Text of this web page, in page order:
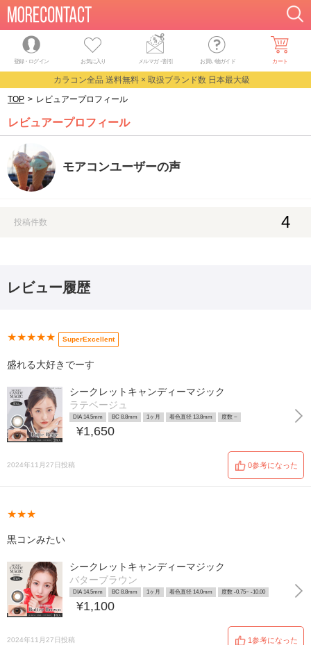
登録・ログイン お気に入り メルマガ・割引 お買い物ガイド カート
カラコン全品 送料無料 × 取扱ブランド数 日本最大級
TOP > レビュアープロフィール
レビュアープロフィール
モアコンユーザーの声
投稿件数 4
レビュー履歴
★★★★★ SuperExcellent
盛れる大好きでーす
シークレットキャンディーマジック
ラテベージュ
DIA 14.5mm BC 8.8mm 1ヶ月 着色直径 13.8mm 度数 ~
¥1,650
2024年11月27日投稿 0参考になった
★★★
黒コンみたい
シークレットキャンディーマジック
バターブラウン
DIA 14.5mm BC 8.8mm 1ヶ月 着色直径 14.0mm 度数 -0.75~ -10.00
¥1,100
2024年11月27日投稿 1参考になった